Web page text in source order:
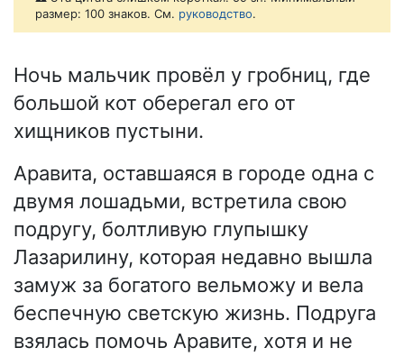
размер: 100 знаков. См. руководство.
Ночь мальчик провёл у гробниц, где
большой кот оберегал его от
хищников пустыни.
Аравита, оставшаяся в городе одна с
двумя лошадьми, встретила свою
подругу, болтливую глупышку
Лазарилину, которая недавно вышла
замуж за богатого вельможу и вела
беспечную светскую жизнь. Подруга
взялась помочь Аравите, хотя и не